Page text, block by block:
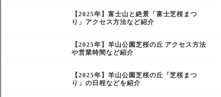
【2025年】富士山と絶景「富士芝桜まつ
り」アクセス方法など紹介
【2025年】羊山公園芝桜の丘 アクセス方法
や営業時間など紹介
【2025年】羊山公園芝桜の丘「芝桜まつ
り」の日程などを紹介